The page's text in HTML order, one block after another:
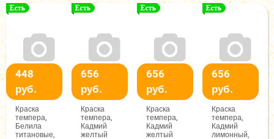
448
руб.
Краска
темпера,
Белила
титановые,
656
руб.
Краска
темпера,
Кадмий
желтый
656
руб.
Краска
темпера,
Кадмий
желтый
656
руб.
Краска
темпера,
Кадмий
лимонный,